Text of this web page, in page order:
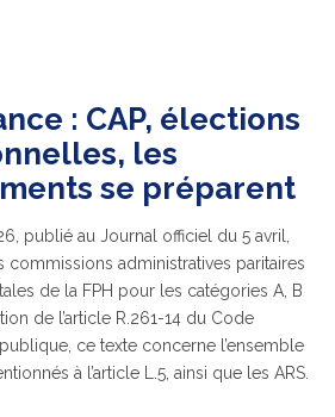
: CAP, élections
les
se préparent
publié au Journal officiel du 5 avril,
administratives paritaires
de la FPH pour les catégories A, B
de l’article R.261-14 du Code
ce texte concerne l’ensemble
à l’article L.5, ainsi que les ARS.